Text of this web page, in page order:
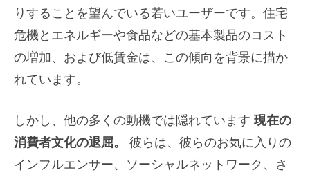
りすることを望んでいる若いユーザーです。住宅
危機とエネルギーや食品などの基本製品のコスト
の増加、および低賃金は、この傾向を背景に描か
れています。
しかし、他の多くの動機では隠れています 現在の
消費者文化の退屈。 彼らは、彼らのお気に入りの
インフルエンサー、ソーシャルネットワーク、さ